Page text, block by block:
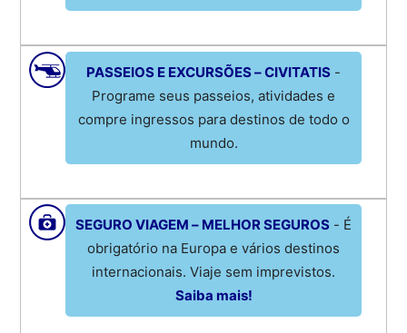
PASSEIOS E EXCURSÕES – CIVITATIS -
Programe seus passeios, atividades e
compre ingressos para destinos de todo o
mundo.
SEGURO VIAGEM – MELHOR SEGUROS - É
obrigatório na Europa e vários destinos
internacionais. Viaje sem imprevistos.
Saiba mais!